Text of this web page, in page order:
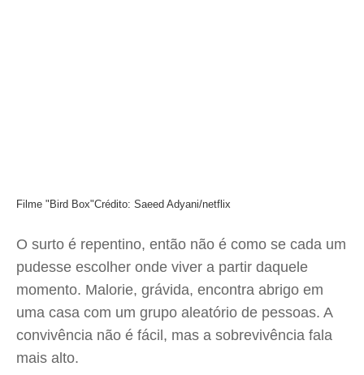
Filme "Bird Box"Crédito: Saeed Adyani/netflix
O surto é repentino, então não é como se cada um
pudesse escolher onde viver a partir daquele
momento. Malorie, grávida, encontra abrigo em
uma casa com um grupo aleatório de pessoas. A
convivência não é fácil, mas a sobrevivência fala
mais alto.